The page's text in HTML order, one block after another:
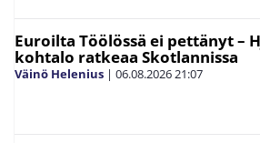
Euroilta Töölössä ei pettänyt –
kohtalo ratkeaa Skotlannissa
Väinö Helenius | 06.08.202621:07